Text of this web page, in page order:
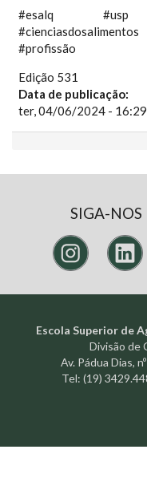
#esalq #usp
#profissão
Edição 531
Data de publicação:
ter, 04/06/2024 - 16:29
SIGA-NOS
Escola Superior de
Divisão de
Av. Pádua Dias,
Tel: (19)